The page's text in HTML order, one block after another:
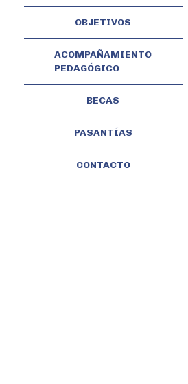
OBJETIVOS
ACOMPAÑAMIENTO
PEDAGÓGICO
BECAS
PASANTÍAS
CONTACTO